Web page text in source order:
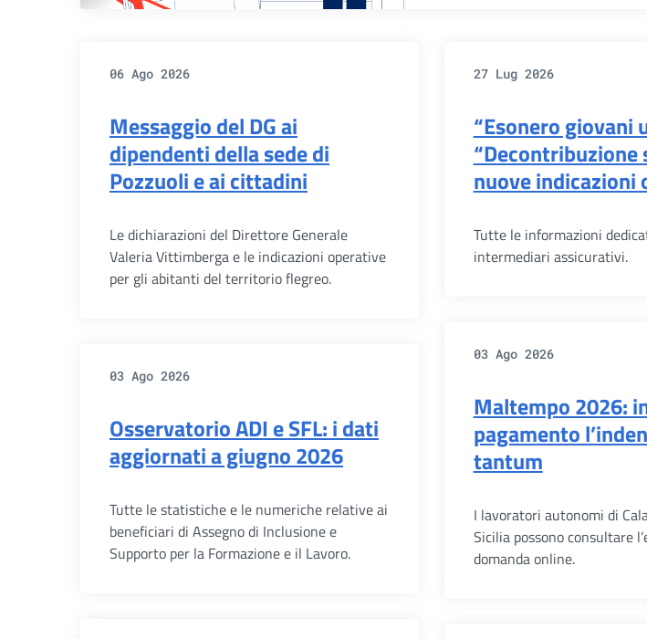
06 Ago 2026
Messaggio del DG ai
dipendenti della sede di
Pozzuoli e ai cittadini
Le dichiarazioni del Direttore Generale
Valeria Vittimberga e le indicazioni operative
per gli abitanti del territorio flegreo.
27 Lug 2026
“Esonero giovani
“Decontribuzione
nuove indicazioni
Tutte le informazioni
intermediari assicurativi.
03 Ago 2026
Osservatorio ADI e SFL: i dati
aggiornati a giugno 2026
Tutte le statistiche e le numeriche relative ai
beneficiari di Assegno di Inclusione e
Supporto per la Formazione e il Lavoro.
03 Ago 2026
Maltempo 2026:
pagamento
tantum
I lavoratori autonomi di
Sicilia possono consultare
domanda online.